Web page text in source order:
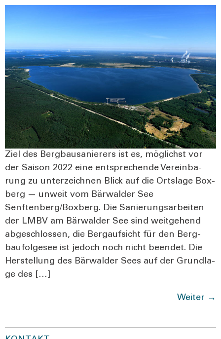
Ziel des Berg­bau­sa­nie­rers ist es, mög­lichst vor
der Sai­son 2022 eine ent­spre­chen­de Ver­ein­ba­
rung zu unter­zeich­nen Blick auf die Orts­la­ge Box­
berg — unweit vom Bär­wal­der See
Senftenberg/Boxberg. Die Sanie­rungs­ar­bei­ten
der LMBV am Bär­wal­der See sind weit­ge­hend
abge­schlos­sen, die Berg­auf­sicht für den Berg­
bau­fol­ge­see ist jedoch noch nicht been­det. Die
Her­stel­lung des Bär­wal­der Sees auf der Grund­la­
ge des […]
Weiter →